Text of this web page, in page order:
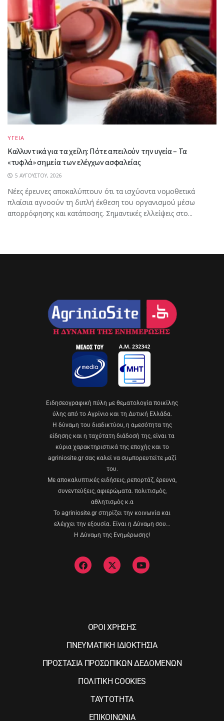
ΥΓΕΙΑ
Καλλυντικά για τα χείλη: Πότε απειλούν την υγεία – Τα
«τυφλά» σημεία των ελέγχων ασφαλείας
5 ΑΥΓΟΎΣΤΟΥ, 2026
Νέες έρευνες αποκαλύπτουν ότι τα ισχύοντα νομοθετικά
πλαίσια αγνοούν τη διπλή έκθεση του οργανισμού μέσω
απορρόφησης και κατάποσης. Σημαντικές ελλείψεις στο...
Eιδησεογραφική πύλη με θεματολογία ποικίλης
ύλης από το Αγρίνιο και τη Δυτική Ελλάδα.
Η δύναμη του διαδικτύου, η αμεσότητα της
είδησης και η ταχύτατη διάδοσή της, είναι τα
κύρια χαρακτηριστικά της εποχής και το
agriniosite.gr σας καλεί να συμπορευτείτε μαζί
του.
Με αποκαλυπτικές ειδήσεις, ρεπορτάζ, έρευνα,
συνεντεύξεις, αφιερώματα. πολιτισμός,
αθλητισμός κ.α
Το agriniosite.gr στηρίζει την κοινωνία και
ελέγχει την εξουσία. Είναι η Δύναμη σου…
Η Δύναμη της Ενημέρωσης!
ΟΡΟΙ ΧΡΗΣΗΣ
ΠΝΕΥΜΑΤΙΚΗ ΙΔΙΟΚΤΗΣΙΑ
ΠΡΟΣΤΑΣΙΑ ΠΡΟΣΩΠΙΚΩΝ ΔΕΔΟΜΕΝΩΝ
ΠΟΛΙΤΙΚΗ COOKIES
ΤΑΥΤΟΤΗΤΑ
ΕΠΙΚΟΙΝΩΝΙΑ